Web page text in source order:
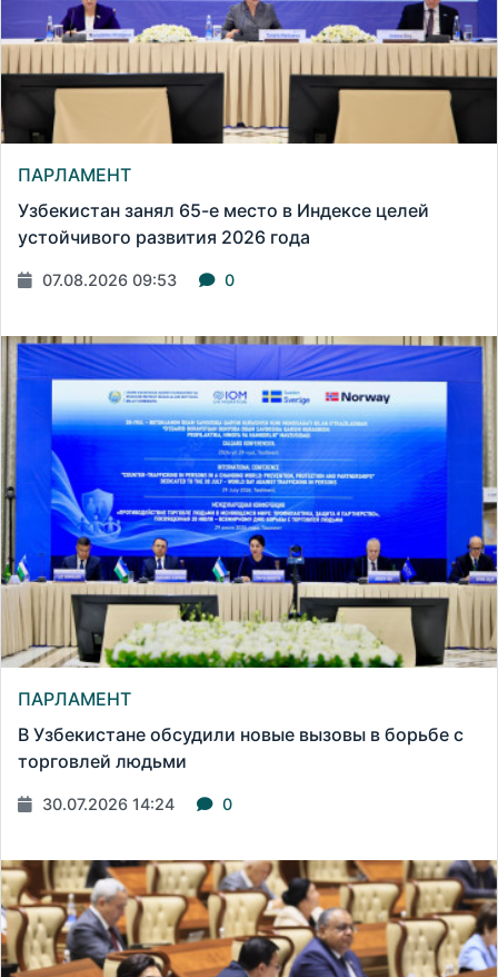
ПАРЛАМЕНТ
Узбекистан занял 65-е место в Индексе целей
устойчивого развития 2026 года
07.08.2026 09:53 0
ПАРЛАМЕНТ
В Узбекистане обсудили новые вызовы в борьбе с
торговлей людьми
30.07.2026 14:24 0